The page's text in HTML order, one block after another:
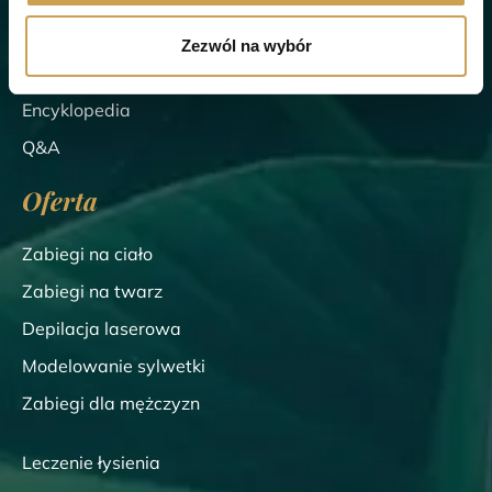
Zezwól na wybór
Blog
Encyklopedia
Q&A
Oferta
Zabiegi na ciało
Zabiegi na twarz
Depilacja laserowa
Modelowanie sylwetki
Zabiegi dla mężczyzn
Leczenie łysienia